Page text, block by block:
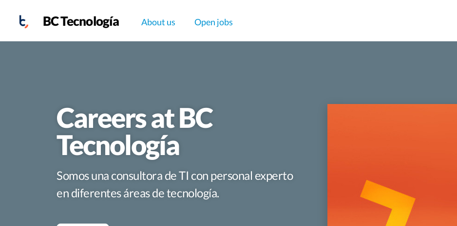
BC Tecnología About us Open jobs
Careers at BC
Tecnología
Somos una consultora de TI con personal experto
en diferentes áreas de tecnología.